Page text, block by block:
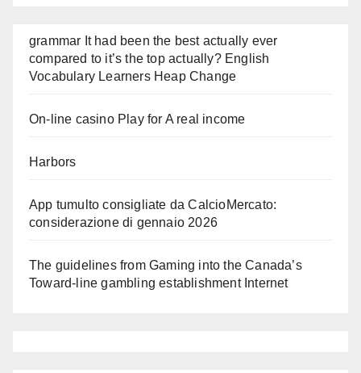
grammar It had been the best actually ever
compared to it’s the top actually? English
Vocabulary Learners Heap Change
On-line casino Play for A real income
Harbors
App tumulto consigliate da CalcioMercato:
considerazione di gennaio 2026
The guidelines from Gaming into the Canada’s
Toward-line gambling establishment Internet